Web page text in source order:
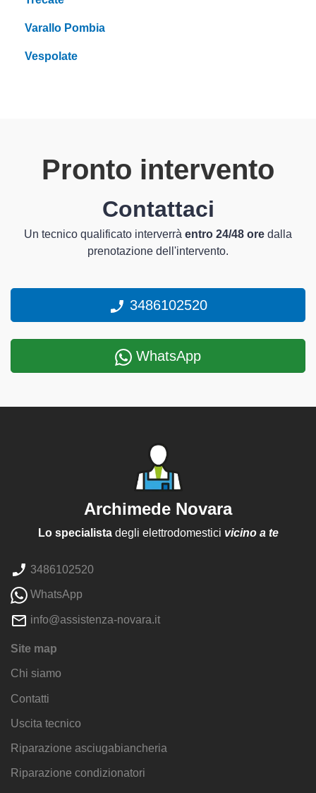
Varallo Pombia
Vespolate
Pronto intervento
Contattaci
Un tecnico qualificato interverrà entro 24/48 ore dalla
prenotazione dell'intervento.
3486102520
WhatsApp
Archimede Novara
Lo specialistadegli elettrodomestici vicino a te
3486102520
WhatsApp
info@assistenza-novara.it
Site map
Chi siamo
Contatti
Uscita tecnico
Riparazione asciugabiancheria
Riparazione condizionatori